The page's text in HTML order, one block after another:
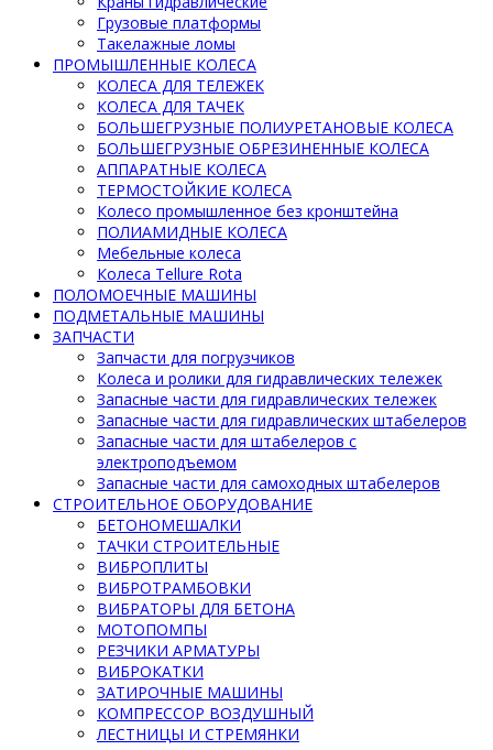
Грузовые платформы
Такелажные ломы
ПРОМЫШЛЕННЫЕ КОЛЕСА
КОЛЕСА ДЛЯ ТЕЛЕЖЕК
КОЛЕСА ДЛЯ ТАЧЕК
БОЛЬШЕГРУЗНЫЕ ПОЛИУРЕТАНОВЫЕ КОЛЕСА
БОЛЬШЕГРУЗНЫЕ ОБРЕЗИНЕННЫЕ КОЛЕСА
АППАРАТНЫЕ КОЛЕСА
ТЕРМОСТОЙКИЕ КОЛЕСА
Колесо промышленное без кронштейна
ПОЛИАМИДНЫЕ КОЛЕСА
Мебельные колеса
Колеса Tellure Rota
ПОЛОМОЕЧНЫЕ МАШИНЫ
ПОДМЕТАЛЬНЫЕ МАШИНЫ
ЗАПЧАСТИ
Запчасти для погрузчиков
Колеса и ролики для гидравлических тележек
Запасные части для гидравлических тележек
Запасные части для гидравлических штабелеров
Запасные части для штабелеров с
электроподъемом
Запасные части для самоходных штабелеров
СТРОИТЕЛЬНОЕ ОБОРУДОВАНИЕ
БЕТОНОМЕШАЛКИ
ТАЧКИ СТРОИТЕЛЬНЫЕ
ВИБРОПЛИТЫ
ВИБРОТРАМБОВКИ
ВИБРАТОРЫ ДЛЯ БЕТОНА
МОТОПОМПЫ
РЕЗЧИКИ АРМАТУРЫ
ВИБРОКАТКИ
ЗАТИРОЧНЫЕ МАШИНЫ
КОМПРЕССОР ВОЗДУШНЫЙ
ЛЕСТНИЦЫ И СТРЕМЯНКИ